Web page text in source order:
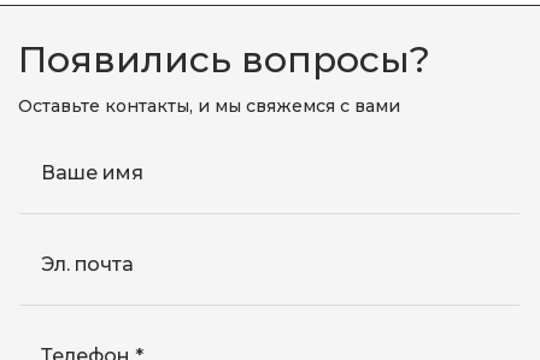
Появились вопросы?
Оставьте контакты, и мы свяжемся с вами
Ваше имя
Эл. почта